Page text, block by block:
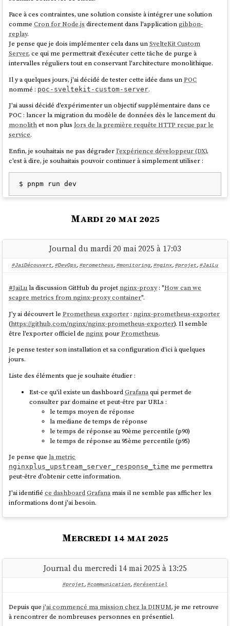
				},
				mimetype: {
					type:
'keyword'
				},
				commits: {
					type:
'object',
					dynami
c: 'true'
				}
			}
		}
});
await client.indices.create({
	index: "commits",
	body: {
					type:
				},
				time: {
					type:
: 'epoch_second'
				},
				message: {
					type:
"text"
				},
				parents: {
					type:
				},
				entries: {
					type:
'object',
					dynami
c: 'true',
				},
				branches: {
					type:
'keyword'
				}
		}
	}
});
Après import des données depuis le repositorydummy-content-
'2f729046cb0f02820226c1183aa04ab20ceb857d',
    _score: 1,
recherche sont enregistrés dans un champJSONassocié à la
session, permettant d'effectuer par la suite un filtre sur la liste
En tant qu'utilisateur, je peux activer / désactiver l'envoi de
notifications websur des filtres de session, filtres avancés
inclus.
gérer plusieurs sites en même temps, ensingle-tenant.
Ajouter un support multiutilisateurs — toujours en mode
tenant. Permettre l'authentification parmagic linket par
username et password.
Permettre la gestion des utilisateurs parAPI REST.
Permettre de supprimer automatiquement des sessions en
En tant qu'utilisateur, je peux supprimer des sessions en mode
batch.
https://github.com/stephane-klein/gibbon-replay/issues
Face à ces contraintes, une solution consiste à intégrer une solution
commeCron for Node.js directement dans l'application gibbon-
replay.
Je pense que je dois implémenter cela dans unSvelteKit Custom
Server, ce qui me permettrait d'exécuter cette tâche de purge à
intervalles réguliers tout en conservant l'architecture monolithique.
Il y a quelques jours, j'ai décidé de tester cette idée dans unPOC
nommé : poc-sveltekit-custom-server.
J'ai aussi décidé d'expérimenter un objectif supplémentaire dans ce
POC : lancer la migration du modèle de données dès le lancement du
monolithet non plus lors de la première requête HTTP reçue par le
service.
Enfin, je souhaitais ne pas dégrader l'expérience développeur (DX),
c'est à dire, je souhaitais pouvoir continuer à simplement utiliser :
$ pnpm run preview
sans différence avec un projetSvelteKit"vanilla".
Tout d'abord, le POC fonctionne parfaitement 🙂, sans dégrader
$ mise install
$ pnpm install
$ pnpm run load-seed-data
Start data model migration…
Start load seed data...
Lancement du projet en mode développement :
$ pnpm run dev
Start data model migration…
Data model migration completed
Server started on http://localhost:5173 in
Lancement du projet "buildé" :
$ pnpm run build
Start data model migration…
Server started on http://localhost:3000 in
production mode
LeSvelteKit Custom Serverest implémenté dans le fichier
Mardi 20 mai 2025
Journal du mardi 20 mai 2025 à 17:03
#JaiDécouvert, #DevOps, #prometheus, #monitoring, #nginx, #projet, #JaiLu
#JaiLula discussion GitHub du projet nginx-proxy: "How can we
scapre metrics from nginx-proxy container".
J'y ai découvert lePrometheus exporter : nginx-prometheus-exporter
(https://github.com/nginx/nginx-prometheus-exporter). Il semble
être l'exporter officiel de nginx pourPrometheus.
Je pense tester son installation et sa configuration d'ici à quelques
jours.
Liste des éléments que je souhaite étudier :
Est-ce qu'il existe un dashboardGrafanaqui permet de
consulter par domaine et peut-être par URLs :
le temps moyen de réponse
la mediane de temps de réponse
le temps de réponse au 90ème percentile (p90)
le temps de réponse au 95ème percentile (p95)
Je pense que la metric
nginxplus_upstream_server_response_time me permettra
peut-être d'obtenir cette information.
J'ai identifiéce dashboard Grafana mais il ne semble pas afficher les
informations dont j'ai besoin.
Mercredi 14 mai 2025
Journal du mercredi 14 mai 2025 à 13:25
#projet, #communication, #présentiel
Depuis quej'ai commencé ma mission chez la DINUM, je me retrouve
à rencontrer de nombreuses personnes en présentiel.